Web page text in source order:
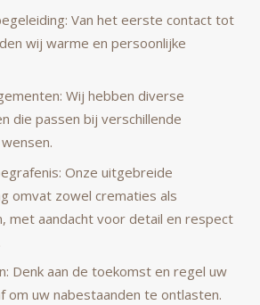
Van het eerste contact tot
wij warme en persoonlijke
Wij hebben diverse
die passen bij verschillende
Onze uitgebreide
omvat zowel crematies als
met aandacht voor detail en respect
Denk aan de toekomst en regel uw
om uw nabestaanden te ontlasten.